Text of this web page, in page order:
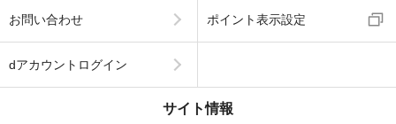
お問い合わせ ポイント表示設定
dアカウントログイン
サイト情報